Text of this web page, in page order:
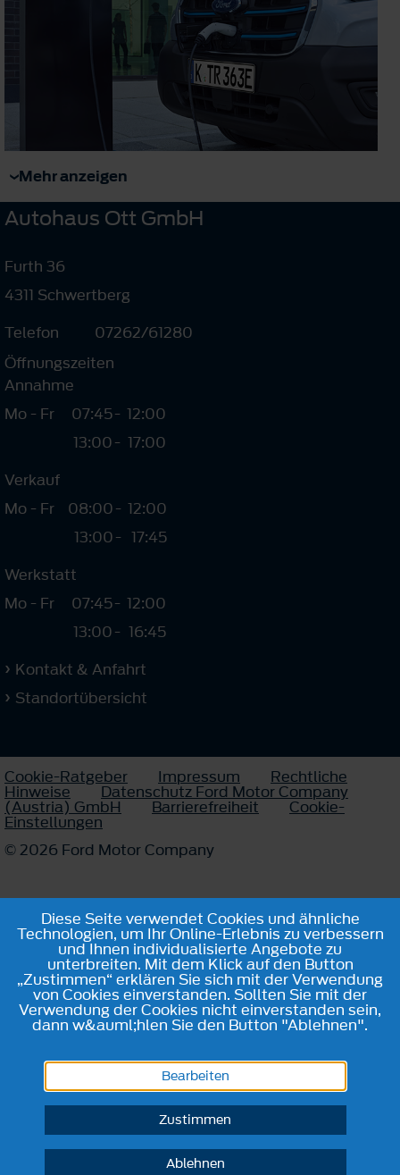
Mehr anzeigen
Autohaus Ott GmbH
Furth 36
4311 Schwertberg
Telefon
07262/61280
Öffnungszeiten
Annahme
Mo - Fr
07:45
13:00
-
-
12:00
17:00
Verkauf
Mo - Fr
08:00
13:00
-
-
12:00
17:45
Werkstatt
Mo - Fr
07:45
13:00
-
-
12:00
16:45
Kontakt & Anfahrt
Standortübersicht
Cookie-Ratgeber Impressum Rechtliche
Hinweise Datenschutz Ford Motor Company
(Austria) GmbH Barrierefreiheit Cookie-
Einstellungen
© 2026 Ford Motor Company
Diese Seite verwendet Cookies und ähnliche
Technologien, um Ihr Online-Erlebnis zu verbessern
und Ihnen individualisierte Angebote zu
unterbreiten. Mit dem Klick auf den Button
„Zustimmen“ erklären Sie sich mit der Verwendung
von Cookies einverstanden. Sollten Sie mit der
Verwendung der Cookies nicht einverstanden sein,
dann w&auml;hlen Sie den Button "Ablehnen".
Bearbeiten
Zustimmen
Ablehnen